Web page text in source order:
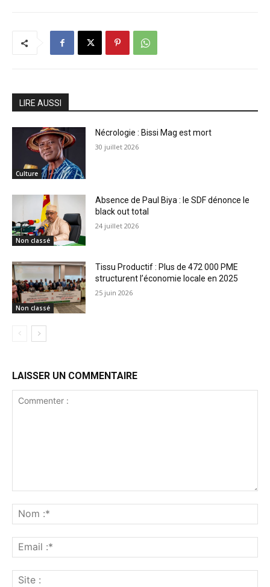
LIRE AUSSI
Culture
Nécrologie : Bissi Mag est mort
30 juillet 2026
Non classé
Absence de Paul Biya : le SDF dénonce le
black out total
24 juillet 2026
Non classé
Tissu Productif : Plus de 472 000 PME
structurent l’économie locale en 2025
25 juin 2026
LAISSER UN COMMENTAIRE
:*
:*